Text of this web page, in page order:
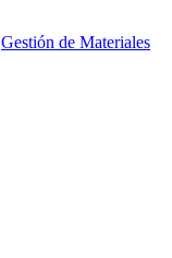
Gestión de Materiales